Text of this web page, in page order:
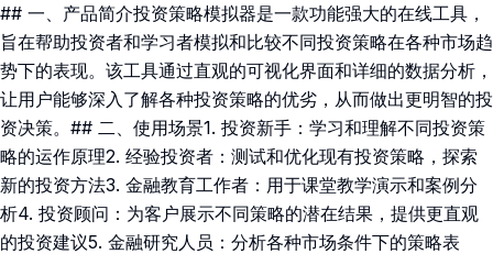
## 一、产品简介投资策略模拟器是一款功能强大的在线工具，
旨在帮助投资者和学习者模拟和比较不同投资策略在各种市场趋
势下的表现。该工具通过直观的可视化界面和详细的数据分析，
让用户能够深入了解各种投资策略的优劣，从而做出更明智的投
资决策。## 二、使用场景1. 投资新手：学习和理解不同投资策
略的运作原理2. 经验投资者：测试和优化现有投资策略，探索
新的投资方法3. 金融教育工作者：用于课堂教学演示和案例分
析4. 投资顾问：为客户展示不同策略的潜在结果，提供更直观
的投资建议5. 金融研究人员：分析各种市场条件下的策略表